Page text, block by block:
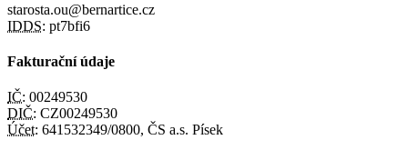
starosta.ou@bernartice.cz
IDDS: pt7bfi6
Fakturační údaje
IČ: 00249530
DIČ: CZ00249530
Účet: 641532349/0800, ČS a.s. Písek